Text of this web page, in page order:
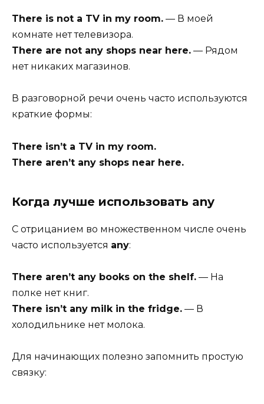
There is not a TV in my room. — В моей
комнате нет телевизора.
There are not any shops near here. — Рядом
нет никаких магазинов.
В разговорной речи очень часто используются
краткие формы:
There isn’t a TV in my room.
There aren’t any shops near here.
Когда лучше использовать any
С отрицанием во множественном числе очень
часто используется any:
There aren’t any books on the shelf. — На
полке нет книг.
There isn’t any milk in the fridge. — В
холодильнике нет молока.
Для начинающих полезно запомнить простую
связку: